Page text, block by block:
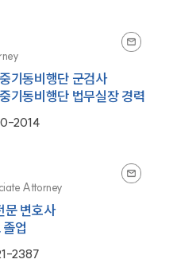
기동비행단 군검사
기동비행단 법무실장 경력
2014
Attorney
문 변호사
업
2387